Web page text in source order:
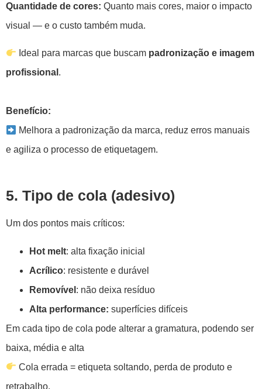
Quantidade de cores: Quanto mais cores, maior o impacto
visual — e o custo também muda.
Ideal para marcas que buscam padronização e imagem
profissional .
Benefício:
Melhora a padronização da marca, reduz erros manuais
e agiliza o processo de etiquetagem.
5. Tipo de cola (adesivo)
Um dos pontos mais críticos:
Hot melt: alta fixação inicial
Acrílico: resistente e durável
Removível : não deixa resíduo
Alta performance: superfícies difíceis
Em cada tipo de cola pode alterar a gramatura, podendo ser
baixa, média e alta
Cola errada = etiqueta soltando, perda de produto e
retrabalho.